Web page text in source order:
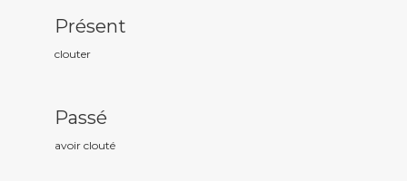
Présent
clouter
Passé
avoir clouté